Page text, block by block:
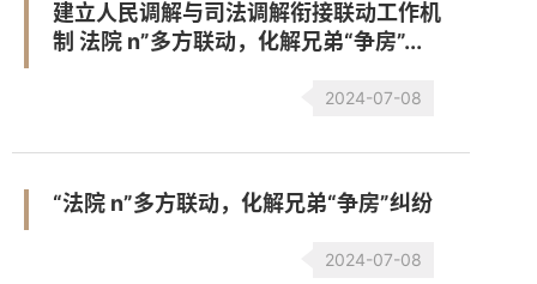
建立人民调解与司法调解衔接联动工作机
制 法院 n”多方联动，化解兄弟“争房”...
2024-07-08
“法院 n”多方联动，化解兄弟“争房”纠纷
2024-07-08